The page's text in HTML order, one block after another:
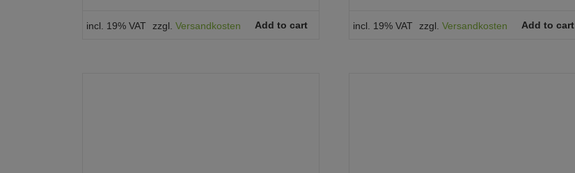
incl. 19% VAT zzgl.Versandkosten Add to cart incl. 19% VAT zzgl.Versandkosten Add to cart